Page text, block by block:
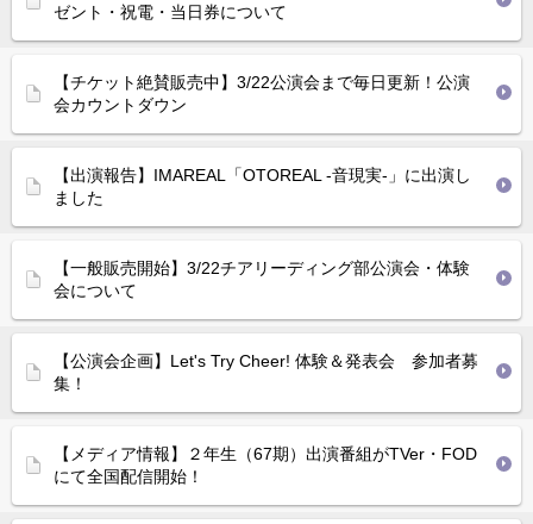
ゼント・祝電・当日券について
【チケット絶賛販売中】3/22公演会まで毎日更新！公演
会カウントダウン
【出演報告】IMAREAL「OTOREAL -音現実-」に出演し
ました
【一般販売開始】3/22チアリーディング部公演会・体験
会について
【公演会企画】Let's Try Cheer! 体験＆発表会 参加者募
集！
【メディア情報】２年生（67期）出演番組がTVer・FOD
にて全国配信開始！